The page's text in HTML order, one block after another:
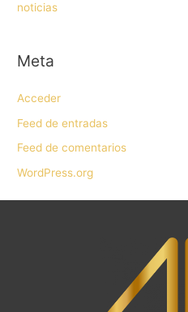
noticias
Meta
Acceder
Feed de entradas
Feed de comentarios
WordPress.org